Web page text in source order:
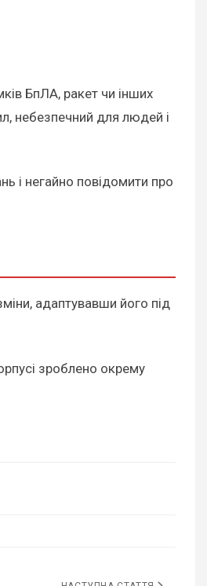
БпЛА, ракет чи інших
небезпечний для людей і
і негайно повідомити про
адаптувавши його під
зроблено окрему